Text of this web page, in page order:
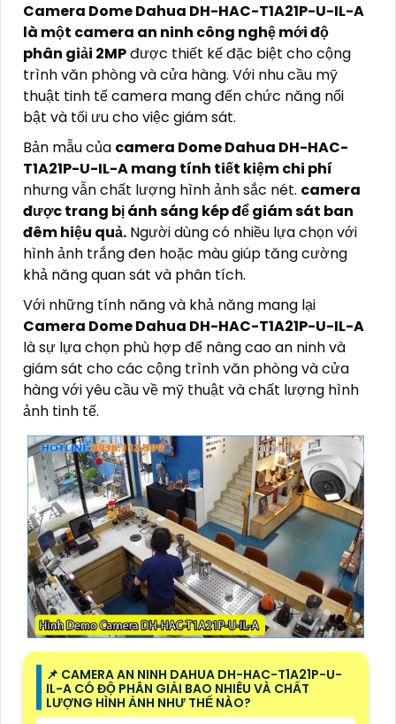
Camera Dome Dahua DH-HAC-T1A21P-U-IL-A
là một camera an ninh công nghệ mới độ
phân giải 2MPđược thiết kế đặc biệt cho cộng
trình văn phòng và cửa hàng. Với nhu cầu mỹ
thuật tinh tế camera mang đến chức năng nổi
bật và tối ưu cho việc giám sát.
Bản mẫu của camera Dome Dahua DH-HAC-
T1A21P-U-IL-A mang tính tiết kiệm chi phí
nhưng vẫn chất lượng hình ảnh sắc nét. camera
được trang bị ánh sáng kép để giám sát ban
đêm hiệu quả. Người dùng có nhiều lựa chọn với
hình ảnh trắng đen hoặc màu giúp tăng cường
khả năng quan sát và phân tích.
Với những tính năng và khả năng mang lại
Camera Dome Dahua DH-HAC-T1A21P-U-IL-A
là sự lựa chọn phù hợp để nâng cao an ninh và
giám sát cho các cộng trình văn phòng và cửa
hàng với yêu cầu về mỹ thuật và chất lượng hình
ảnh tinh tế.
📌 CAMERA AN NINH DAHUA DH-HAC-T1A21P-U-
IL-A CÓ ĐỘ PHÂN GIẢI BAO NHIÊU VÀ CHẤT
LƯỢNG HÌNH ẢNH NHƯ THẾ NÀO?